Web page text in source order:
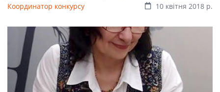
Координатор конкурсу
10 квітня 2018 р.